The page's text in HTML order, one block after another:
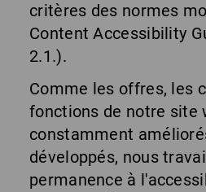
critères des normes
Content Accessibility
2.1.).
Comme les offres, les
fonctions de notre site
constamment
développés, nous
permanence à